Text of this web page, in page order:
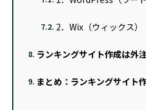
7.2. 2．Wix（ウィックス）
8. ランキングサイト作成は外
9. まとめ：ランキングサイト